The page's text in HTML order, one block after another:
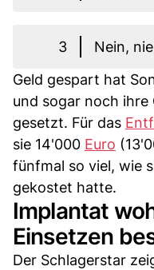
3
Nein,
Geld gespart hat
und sogar noch ihre
gesetzt. Für das
sie 14'000 Euro
fünfmal so viel, wie
gekostet hatte.
Implantat
Einsetzen
Der Schlagerstar